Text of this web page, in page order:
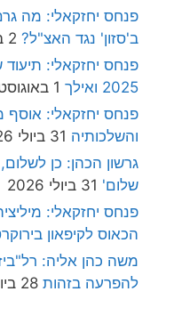
פנחס יחזקאלי: מה
ב'סזון' נגד האצ"ל? 2 באוגוסט 2026
פנחס יחזקאלי: תיעוד
2025 ואילך
1 באוגוסט 2026
פנחס יחזקאלי:
והשלכותיה 31 ביולי 2026
גרשון הכהן: כן
שלום' 31 ביולי 2026
פנחס יחזקאלי:
הכאוס לקיפאון
משה כהן אליה:
להפרעה בזהות 28 ביולי 2026